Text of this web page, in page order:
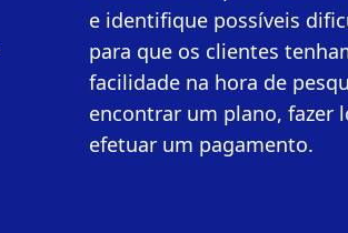
e identifique possíveis
para que os clientes
facilidade na hora de
encontrar um plano, fazer
efetuar um pagamento.